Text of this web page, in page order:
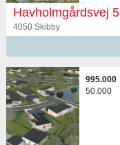
Havholmgårdsvej 5
4050 Skibby
995.000
50.000